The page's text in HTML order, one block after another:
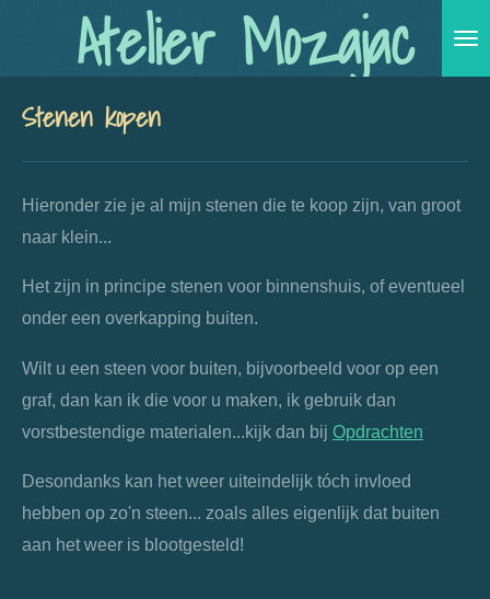
de
Atelier Mozajac
Stenen kopen
Hieronder zie je al mijn stenen die te koop zijn, van groot
naar klein...
Het zijn in principe stenen voor binnenshuis, of eventueel
onder een overkapping buiten.
Wilt u een steen voor buiten, bijvoorbeeld voor op een
graf, dan kan ik die voor u maken, ik gebruik dan
vorstbestendige materialen...kijk dan bij Opdrachten
Desondanks kan het weer uiteindelijk tóch invloed
hebben op zo'n steen... zoals alles eigenlijk dat buiten
aan het weer is blootgesteld!